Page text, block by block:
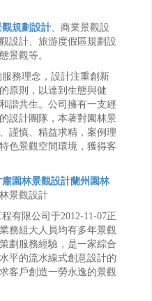
觀規劃設計、商業景觀設
設計、旅游度假區規劃設
景觀等。
務理念，設計注重創新
原則，以達到生態與健
諧共生。公司擁有一支經
設計團隊，本著對園林景
謹慎、精益求精，案例理
色景觀空間環境，獲得客
肅園林景觀設計蘭州園林
景觀設計
有限公司于2012-11-07正
務組大人員均有多年景觀
劃服務經驗，是一家綜合
平的流水線式創意設計的
客戶創造一勞永逸的景觀